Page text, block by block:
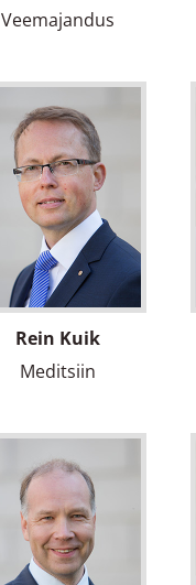
Veemajandus
Rein Kuik
Meditsiin